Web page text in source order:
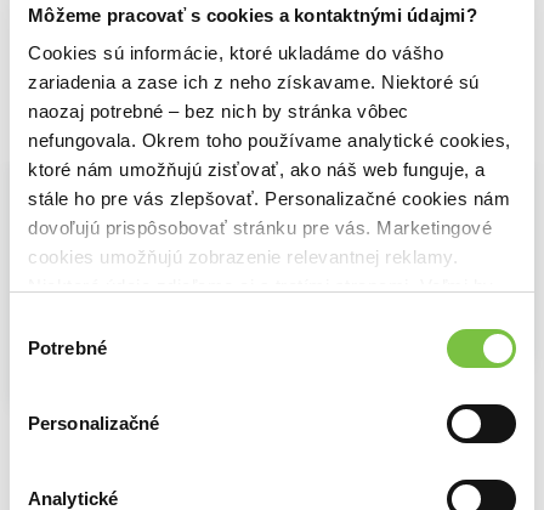
Môžeme pracovať s cookies a kontaktnými údajmi?
Cookies sú informácie, ktoré ukladáme do vášho
zariadenia a zase ich z neho získavame. Niektoré sú
naozaj potrebné – bez nich by stránka vôbec
nefungovala. Okrem toho používame analytické cookies,
ktoré nám umožňujú zisťovať, ako náš web funguje, a
stále ho pre vás zlepšovať. Personalizačné cookies nám
dovoľujú prispôsobovať stránku pre vás. Marketingové
cookies umožňujú zobrazenie relevantnej reklamy.
cookies.
súhlasu
Potrebné
Personalizačné
Analytické
Vybrané pre teba
Ako si správne priať
Na sklade
6,00€